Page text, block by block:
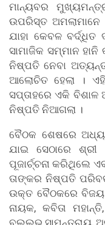
ମାନ୍ୟବର
ଉପରିସ୍ତ
ଯାହା କେବଳ
ସାମାଜିକ ସମ୍ମାନ
ନିଷ୍ପତି ନେବା
ଆଲୋଚିତ ହେଲା ।
ସପ୍ତାହରେ ଏକି
ନିଷ୍ପତି ନିଆଗଲା ।
ବୈଠକ ଶେଷରେ
ଯାଇ ସେଠାରେ
ପୂଜାର୍ଚ୍ଚନା କରିଥିଲେ
ତାଙ୍କର ନିଷ୍ପତି
ଉକ୍ତ ବୈଠକରେ ବିଜୟ
ନାୟକ, କବିତା